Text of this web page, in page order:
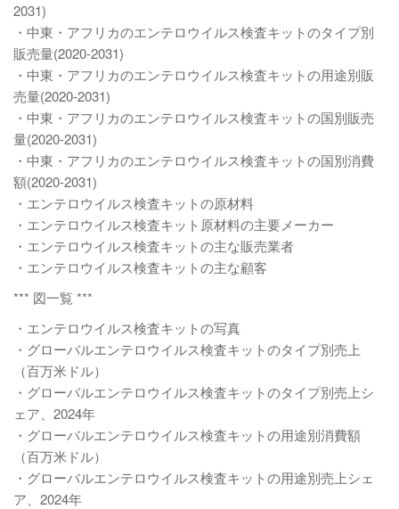
2031)
・中東・アフリカのエンテロウイルス検査キットのタイプ別
販売量(2020-2031)
・中東・アフリカのエンテロウイルス検査キットの用途別販
売量(2020-2031)
・中東・アフリカのエンテロウイルス検査キットの国別販売
量(2020-2031)
・中東・アフリカのエンテロウイルス検査キットの国別消費
額(2020-2031)
・エンテロウイルス検査キットの原材料
・エンテロウイルス検査キット原材料の主要メーカー
・エンテロウイルス検査キットの主な販売業者
・エンテロウイルス検査キットの主な顧客
*** 図一覧 ***
・エンテロウイルス検査キットの写真
・グローバルエンテロウイルス検査キットのタイプ別売上
（百万米ドル）
・グローバルエンテロウイルス検査キットのタイプ別売上シ
ェア、2024年
・グローバルエンテロウイルス検査キットの用途別消費額
（百万米ドル）
・グローバルエンテロウイルス検査キットの用途別売上シェ
ア、2024年